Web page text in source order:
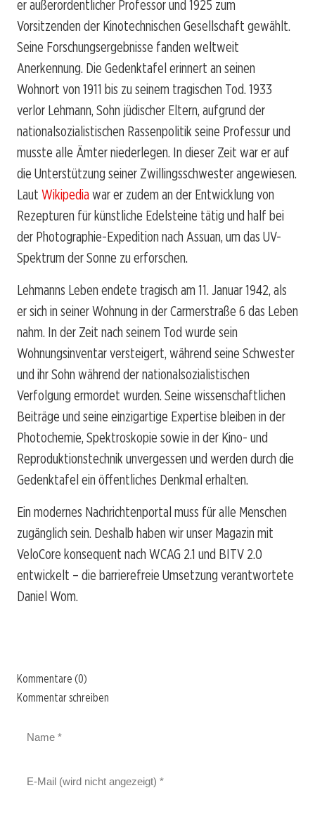
er außerordentlicher Professor und 1925 zum
Vorsitzenden der Kinotechnischen Gesellschaft gewählt.
Seine Forschungsergebnisse fanden weltweit
Anerkennung. Die Gedenktafel erinnert an seinen
Wohnort von 1911 bis zu seinem tragischen Tod. 1933
verlor Lehmann, Sohn jüdischer Eltern, aufgrund der
nationalsozialistischen Rassenpolitik seine Professur und
musste alle Ämter niederlegen. In dieser Zeit war er auf
die Unterstützung seiner Zwillingsschwester angewiesen.
Laut Wikipedia war er zudem an der Entwicklung von
Rezepturen für künstliche Edelsteine tätig und half bei
der Photographie-Expedition nach Assuan, um das UV-
Spektrum der Sonne zu erforschen.
Lehmanns Leben endete tragisch am 11. Januar 1942, als
er sich in seiner Wohnung in der Carmerstraße 6 das Leben
nahm. In der Zeit nach seinem Tod wurde sein
Wohnungsinventar versteigert, während seine Schwester
und ihr Sohn während der nationalsozialistischen
Verfolgung ermordet wurden. Seine wissenschaftlichen
Beiträge und seine einzigartige Expertise bleiben in der
Photochemie, Spektroskopie sowie in der Kino- und
Reproduktionstechnik unvergessen und werden durch die
Gedenktafel ein öffentliches Denkmal erhalten.
Ein modernes Nachrichtenportal muss für alle Menschen
zugänglich sein. Deshalb haben wir unser Magazin mit
VeloCore konsequent nach WCAG 2.1 und BITV 2.0
entwickelt – die barrierefreie Umsetzung verantwortete
Daniel Wom.
Kommentare (0)
Kommentar schreiben